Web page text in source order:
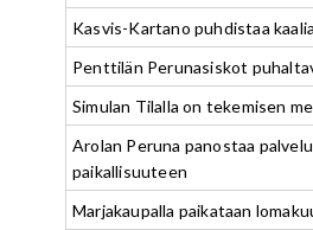
Kasvis-Kartano puhdistaa
Penttilän Perunasiskot
Simulan Tilalla on tekemisen
Arolan Peruna panostaa
paikallisuuteen
Marjakaupalla paikataan